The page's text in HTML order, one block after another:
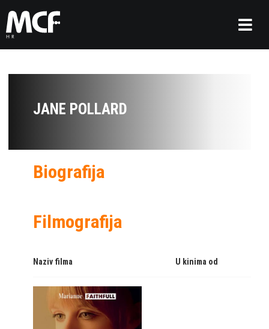
JANE POLLARD
Biografija
Filmografija
Naziv filma U kinima od